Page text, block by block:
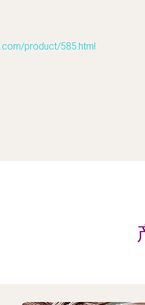
product/585.html